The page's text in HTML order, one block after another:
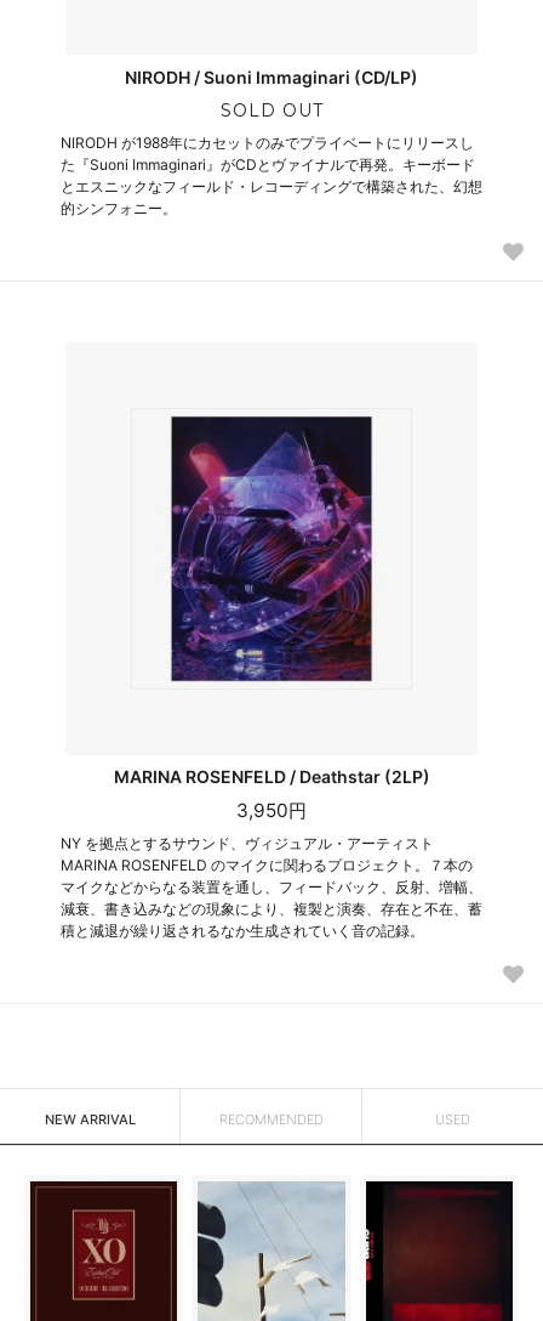
NIRODH / Suoni Immaginari (CD/LP)
SOLD OUT
NIRODH が1988年にカセットのみでプライベートにリリースし
た『Suoni Immaginari』がCDとヴァイナルで再発。キーボード
とエスニックなフィールド・レコーディングで構築された、幻想
的シンフォニー。
MARINA ROSENFELD / Deathstar (2LP)
3,950円
NY を拠点とするサウンド、ヴィジュアル・アーティスト
MARINA ROSENFELD のマイクに関わるプロジェクト。７本の
マイクなどからなる装置を通し、フィードバック、反射、増幅、
減衰、書き込みなどの現象により、複製と演奏、存在と不在、蓄
積と減退が繰り返されるなか生成されていく音の記録。
NEW ARRIVAL RECOMMENDED USED